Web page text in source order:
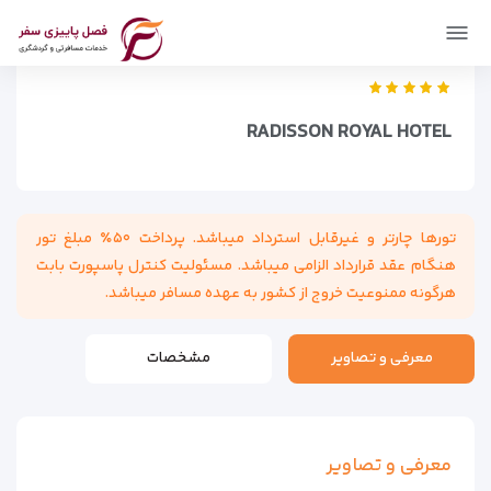
فصل پاییزی سفر Radisson Royal Hotel
RADISSON ROYAL HOTEL
تورها چارتر و غیرقابل استرداد میباشد. پرداخت ۵۰٪ مبلغ تور
هنگام عقد قرارداد الزامی میباشد. مسئولیت کنترل پاسپورت بابت
هرگونه ممنوعیت خروج از کشور به عهده مسافر میباشد.
معرفی و تصاویر مشخصات
معرفی و تصاویر